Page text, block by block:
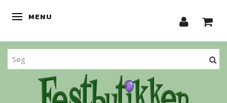
SKIFTE NAVIGATION
MENU